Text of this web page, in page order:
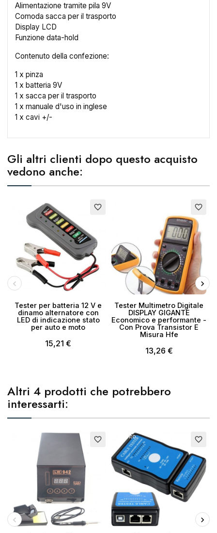
Alimentazione tramite pila 9V
Comoda sacca per il trasporto
Display LCD
Funzione data-hold
Contenuto della confezione:
1 x pinza
1 x batteria 9V
1 x sacca per il trasporto
1 x manuale d'uso in inglese
1 x cavi +/-
Gli altri clienti dopo questo acquisto
vedono anche:
favorite_border
Tester per batteria 12 V e
dinamo alternatore con
LED di indicazione stato
per auto e moto
15,21 €
favorite_border
Tester Multimetro Digitale
DISPLAY GIGANTE
Economico e performante -
Con Prova Transistor E
Misura Hfe
13,26 €
Altri 4 prodotti che potrebbero
interessarti:
favorite_border Esaurito favorite_border
Crea lista dei desideri
Nome lista dei desideri